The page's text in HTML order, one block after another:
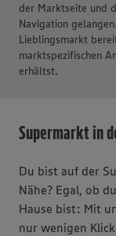
der Marktseite und
Navigation
Lieblingsmarkt
marktspezifischen
erhältst.
Supermarkt in
Du bist auf der
Nähe? Egal, ob
Hause bist: Mit
nur wenigen